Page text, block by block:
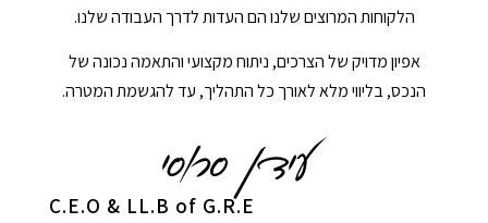
הלקוחות המרוצים שלנו הם העדות לדרך העבודה שלנו.
אפיון מדויק של הצרכים, ניתוח מקצועי והתאמה נכונה של
הנכס, בליווי מלא לאורך כל התהליך, עד להגשמת המטרה.
C.E.O & LL.B of G.R.E